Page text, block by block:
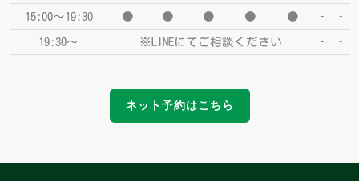
15:00〜19:30 ● ● ● ● ● ‐ ‐
19:30〜 ※LINEにてご相談ください ‐ ‐
ネット予約はこちら